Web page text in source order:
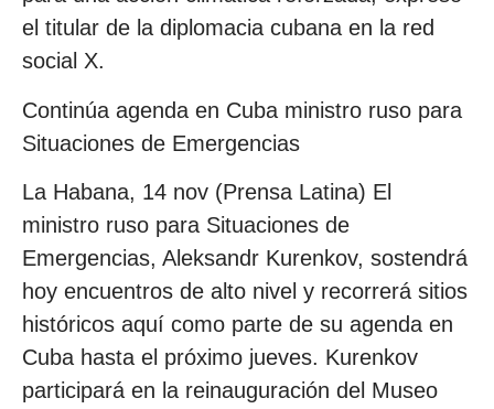
el titular de la diplomacia cubana en la red
social X.
Continúa agenda en Cuba ministro ruso para
Situaciones de Emergencias
La Habana, 14 nov (Prensa Latina) El
ministro ruso para Situaciones de
Emergencias, Aleksandr Kurenkov, sostendrá
hoy encuentros de alto nivel y recorrerá sitios
históricos aquí como parte de su agenda en
Cuba hasta el próximo jueves. Kurenkov
participará en la reinauguración del Museo